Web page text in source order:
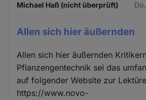
Michael Haß (nicht überprüft)
Allen sich hier äußernden
Allen sich hier äußernden
Pflanzengentechnik sei das
auf folgender Website zur
https://www.novo-